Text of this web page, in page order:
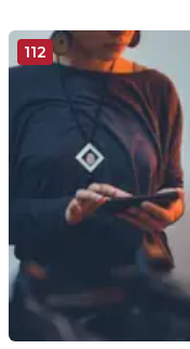
112